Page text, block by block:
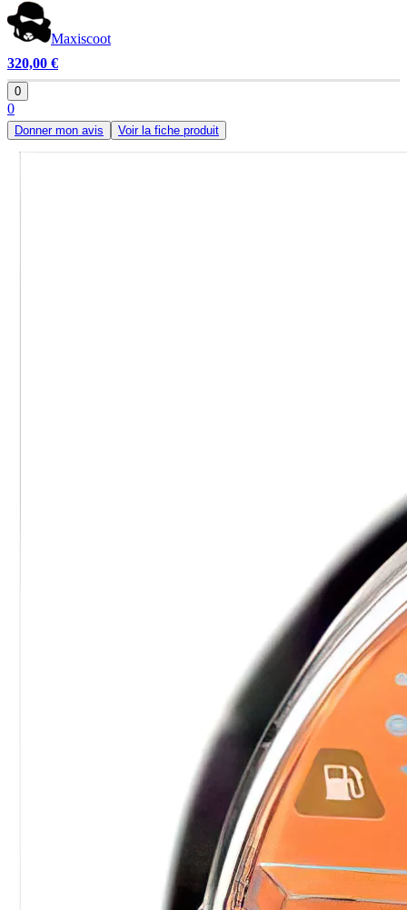
Maxiscoot
320,00 €
0
0
Donner mon avis Voir la fiche produit